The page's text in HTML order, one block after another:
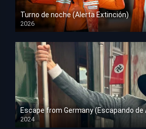
Turno de noche (Alerta Extinción)
2026
HD 1080p
Escape from Germany (Escapando de
2024
HD 1080p